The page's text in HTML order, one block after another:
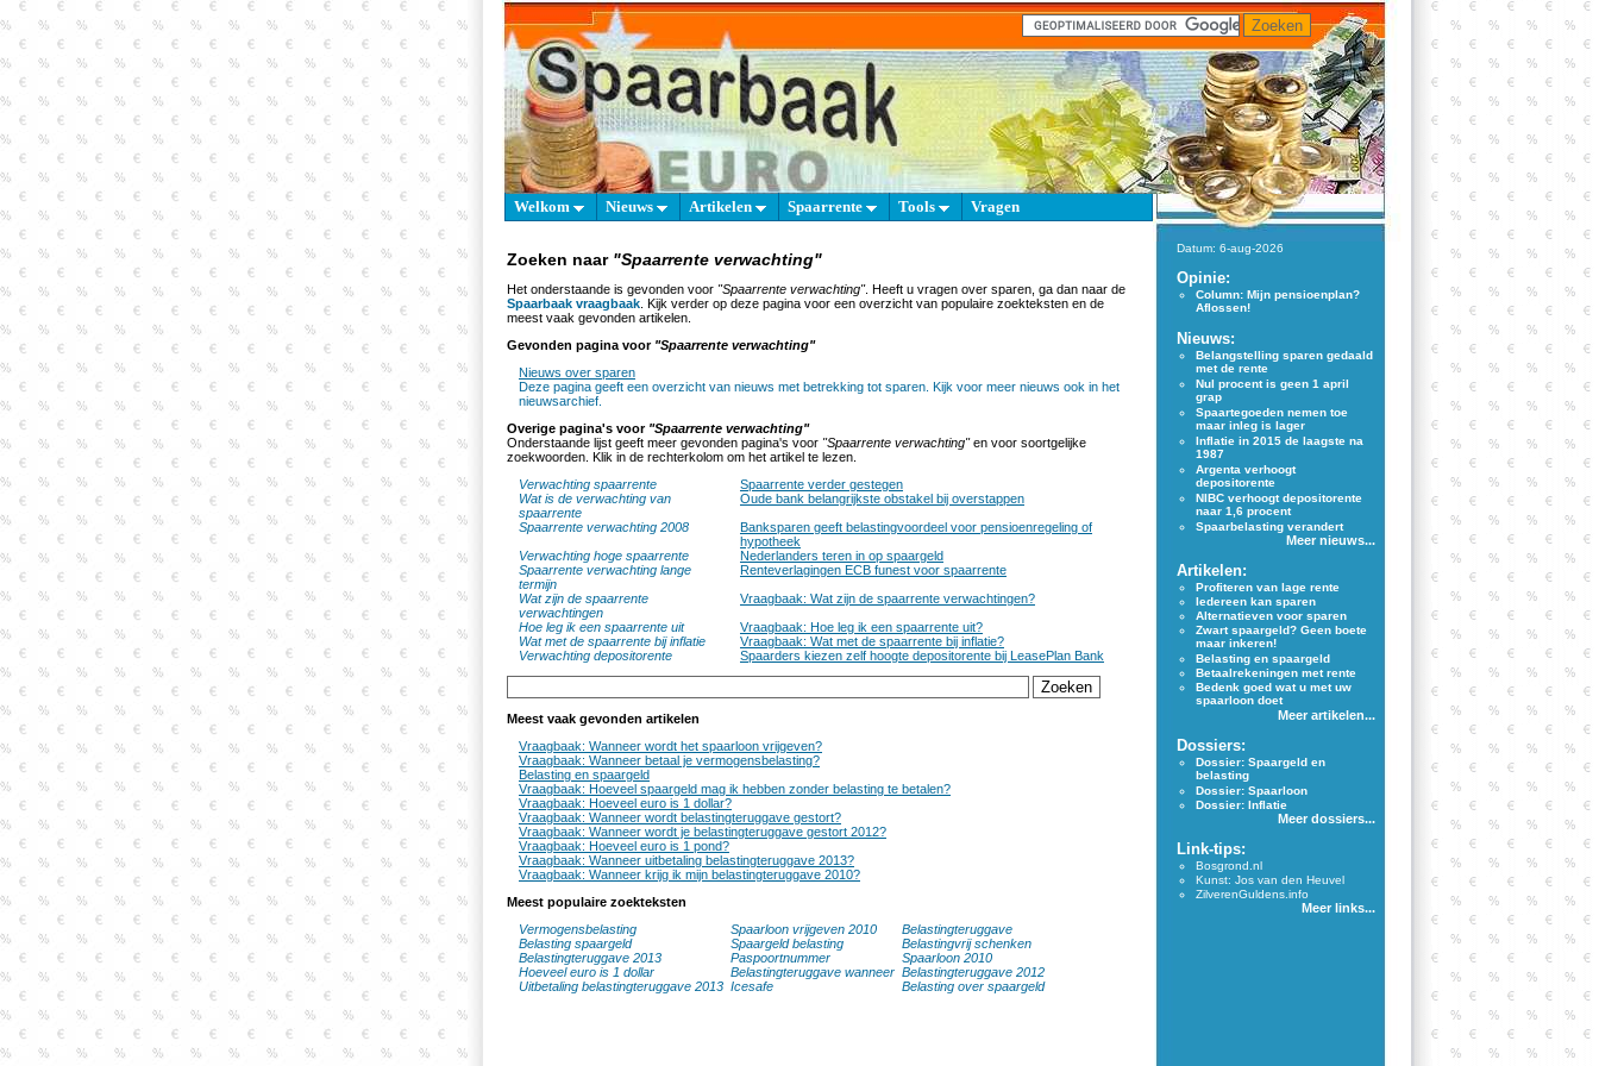
Welkom Nieuws Artikelen Spaarrente Tools Vragen
Zoeken naar "Spaarrente verwachting"
Het onderstaande is gevonden voor "Spaarrente verwachting". Heeft u vragen over sparen, ga dan naar de
Spaarbaak vraagbaak . Kijk verder op deze pagina voor een overzicht van populaire zoekteksten en de
meest vaak gevonden artikelen.
Gevonden pagina voor "Spaarrente verwachting"
Nieuws over sparen
Deze pagina geeft een overzicht van nieuws met betrekking tot sparen. Kijk voor meer nieuws ook in het
nieuwsarchief.
Overige pagina's voor "Spaarrente verwachting"
Onderstaande lijst geeft meer gevonden pagina's voor "Spaarrente verwachting"en voor soortgelijke
zoekwoorden. Klik in de rechterkolom om het artikel te lezen.
Verwachting spaarrente
Spaarrente verder gestegen
Wat is de verwachting van
spaarrente
Oude bank belangrijkste obstakel bij overstappen
Spaarrente verwachting 2008
Banksparen geeft belastingvoordeel voor pensioenregeling of
hypotheek
Verwachting hoge spaarrente
Nederlanders teren in op spaargeld
Spaarrente verwachting lange
termijn
Renteverlagingen ECB funest voor spaarrente
Wat zijn de spaarrente
verwachtingen
Vraagbaak: Wat zijn de spaarrente verwachtingen?
Hoe leg ik een spaarrente uit
Vraagbaak: Hoe leg ik een spaarrente uit?
Wat met de spaarrente bij inflatie
Vraagbaak: Wat met de spaarrente bij inflatie?
Verwachting depositorente
Spaarders kiezen zelf hoogte depositorente bij LeasePlan Bank
Meest vaak gevonden artikelen
Vraagbaak: Wanneer wordt het spaarloon vrijgeven?
Vraagbaak: Wanneer betaal je vermogensbelasting?
Belasting en spaargeld
Vraagbaak: Hoeveel spaargeld mag ik hebben zonder belasting te betalen?
Vraagbaak: Hoeveel euro is 1 dollar?
Vraagbaak: Wanneer wordt belastingteruggave gestort?
Vraagbaak: Wanneer wordt je belastingteruggave gestort 2012?
Vraagbaak: Hoeveel euro is 1 pond?
Vraagbaak: Wanneer uitbetaling belastingteruggave 2013?
Vraagbaak: Wanneer krijg ik mijn belastingteruggave 2010?
Meest populaire zoekteksten
Vermogensbelasting
Spaarloon vrijgeven 2010
Belastingteruggave
Belasting spaargeld
Spaargeld belasting
Belastingvrij schenken
Belastingteruggave 2013
Paspoortnummer
Spaarloon 2010
Hoeveel euro is 1 dollar
Belastingteruggave wanneer Belastingteruggave 2012
Uitbetaling belastingteruggave 2013 Icesafe Belasting over spaargeld
Datum: 6-aug-2026
Opinie:
Column: Mijn pensioenplan?
Aflossen!
Nieuws:
Belangstelling sparen gedaald
met de rente
Nul procent is geen 1 april
grap
Spaartegoeden nemen toe
maar inleg is lager
Inflatie in 2015 de laagste na
1987
Argenta verhoogt
depositorente
NIBC verhoogt depositorente
naar 1,6 procent
Spaarbelasting verandert
Meer nieuws...
Artikelen:
Profiteren van lage rente
Iedereen kan sparen
Alternatieven voor sparen
Zwart spaargeld? Geen boete
maar inkeren!
Belasting en spaargeld
Betaalrekeningen met rente
Bedenk goed wat u met uw
spaarloon doet
Meer artikelen...
Dossiers:
Dossier: Spaargeld en
belasting
Dossier: Spaarloon
Dossier: Inflatie
Meer dossiers...
Link-tips:
Bosgrond.nl
Kunst: Jos van den Heuvel
ZilverenGuldens.info
Meer links...